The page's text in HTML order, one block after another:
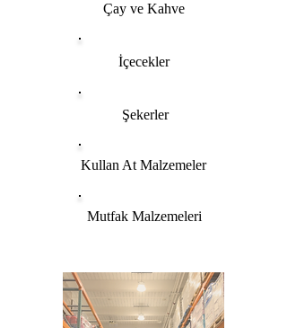
Çay ve Kahve
İçecekler
Şekerler
Kullan At Malzemeler
Mutfak Malzemeleri